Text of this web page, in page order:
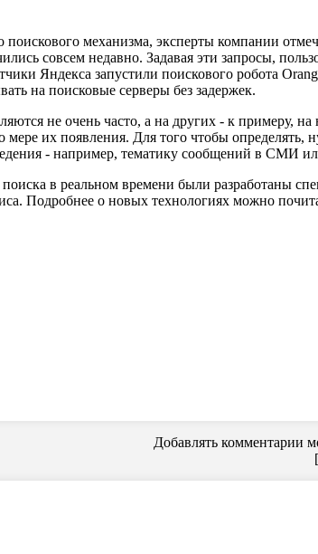
поискового механизма, эксперты компании
совсем недавно. Задавая эти запросы,
Яндекса запустили поискового робота
на поисковые серверы без задержек.
не очень часто, а на других - к примеру,
их появления. Для того чтобы определять,
- например, тематику сообщений в СМИ
в реальном времени были разработаны
Подробнее о новых технологиях можно
Добавлять комментарии
[